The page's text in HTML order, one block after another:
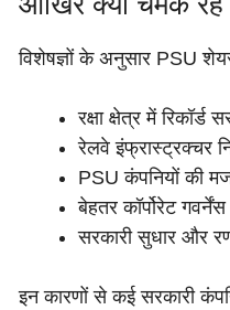
विशेषज्ञों के अनुसार PSU
रक्षा क्षेत्र में रिकॉर्ड
रेलवे इंफ्रास्ट्रक्चर
PSU कंपनियों की
बेहतर कॉर्पोरेट गवर्नेंस
सरकारी सुधार और
इन कारणों से कई सरकारी